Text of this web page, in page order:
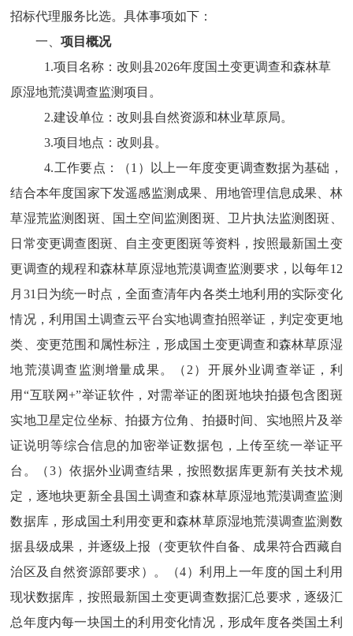
招标代理服务比选。具体事项如下：
一、项目概况
1.项目名称：改则县2026年度国土变更调查和森林草
原湿地荒漠调查监测项目 。
2.建设单位：改则县自然资源和林业草原局。
3.项目地点：改则县。
4.工作要点： （1 ）以上一年度变更调查数据为基础，
结合本年度国家下发遥感监测成果、用地管理信息成果、林
草湿荒监测图斑、国土空间监测图斑、卫片执法监测图斑、
日常变更调查图斑、自主变更图斑等资料，按照最新国土变
更调查的规程和森林草原湿地荒漠调查监测要求，以每年12
月 31 日为统一时点，全面查清年内各类土地利用的实际变化
情况，利用国土调查云平台实地调查拍照举证，判定变更地
类、变更范围和属性标注，形成国土变更调查和森林草原湿
地荒漠调查监测增量成果。（ 2 ）开展外业调查举证，利
用“互联网+”举证软件，对需举证的图斑地块拍摄包含图斑
实地卫星定位坐标、拍摄方位角、拍摄时间、实地照片及举
证说明等综合信息的加密举证数据包，上传至统一举证平
台。（3）依据外业调查结果，按照数据库更新有关技术规
定，逐地块更新全县国土调查和森林草原湿地荒漠调查监测
数据库，形成国土利用变更和森林草原湿地荒漠调查监测数
据县级成果，并逐级上报（变更软件自备、成果符合西藏自
治区及自然资源部要求）。（4）利用上一年度的国土利用
现状数据库，按照最新国土变更调查数据汇总要求，逐级汇
总年度内每一块国土的利用变化情况，形成年度各类国土利